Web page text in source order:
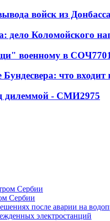
войск из
дело Коломойского
военному в СОЧ7701
что входит
дилеммой - СМИ2975
Сербии
после аварии на
электростанций